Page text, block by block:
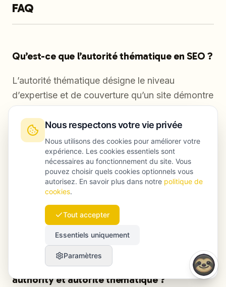
FAQ
Qu’est-ce que l’autorité thématique en SEO ?
L’autorité thématique désigne le niveau
d’expertise et de couverture qu’un site démontre
sur un sujet précis aux yeux des moteurs de
recherche. Elle se construit en publiant un
ensemble de contenus liés entre eux, traitant
une thématique sous plusieurs angles, plutôt
qu’en visant uniquement des mots-clés isolés.
Un site doté d’une forte autorité thématique se
positionne plus régulièrement et a davantage de
chances d’être cité par les moteurs de réponse
fondés sur l’AI.
Quelle est la différence entre domain
authority et autorité thématique ?
Nous respectons votre vie privée
Nous utilisons des cookies pour améliorer votre
expérience. Les cookies essentiels sont
nécessaires au fonctionnement du site. Vous
pouvez choisir quels cookies optionnels vous
autorisez. En savoir plus dans notre politique de
cookies.
Tout accepter
Essentiels uniquement
Paramètres